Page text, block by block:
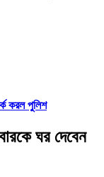
করল পুলিশ
ঘর দেবেন